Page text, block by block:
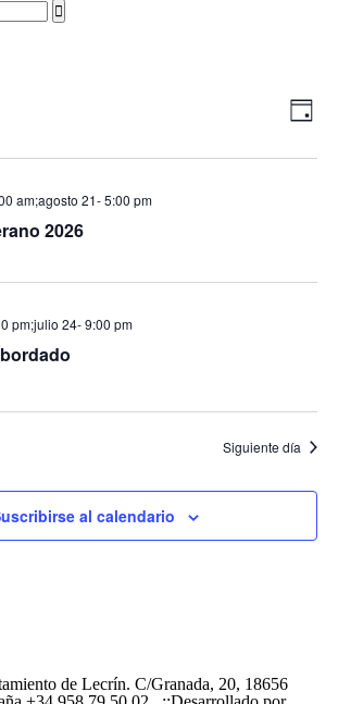
de
de
Día
am;agosto 21- 5:00 pm
2026
pm;julio 24- 9:00 pm
Siguiente día
al calendario
de Lecrín. C/Granada, 20, 18656